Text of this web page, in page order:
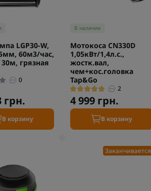
LGP30-W,
60м3/час,
грязная
0
грн.
В корзину
В наличии
Мотокоса CN330D
1,05кВт/1,4л.с.,
жостк.вал,
чем+кос.головка
Tap&Go
2
4 999 грн.
В корзину
Заканчивается